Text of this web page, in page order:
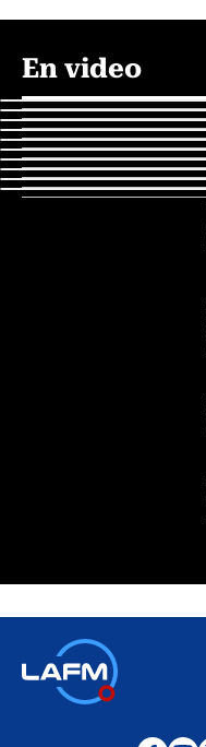
En video